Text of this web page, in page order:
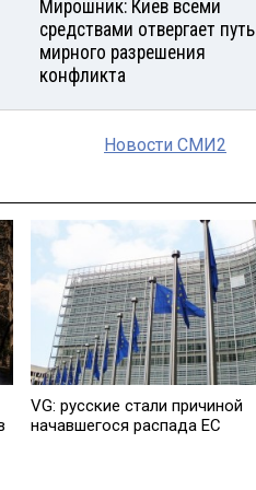
Мирошник: Киев всеми
средствами отвергает путь
мирного разрешения
конфликта
Новости СМИ2
VG: русские стали причиной
начавшегося распада EC